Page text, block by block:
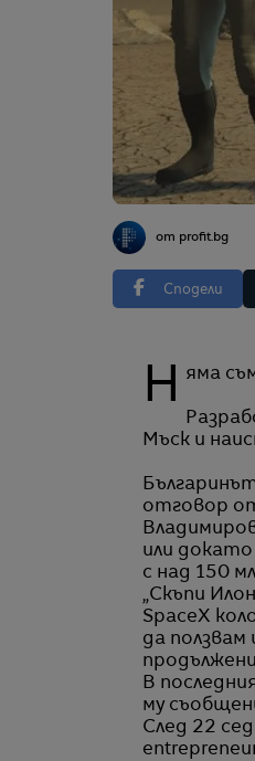
от profit.bg
Сподели
Няма
Мъск и
отговор
или
с над 150
„Скъпи
SpaceX
да
В
му
След 22